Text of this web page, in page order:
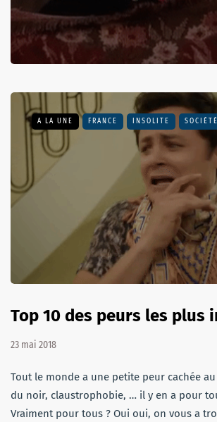
A LA UNE FRANCE INSOLITE SOCIÉTÉ
Top 10 des peurs les plus
23 mai 2018
Tout le monde a une petite peur cachée
du noir, claustrophobie, … il y en a pour
Vraiment pour tous ? Oui oui, on vous a